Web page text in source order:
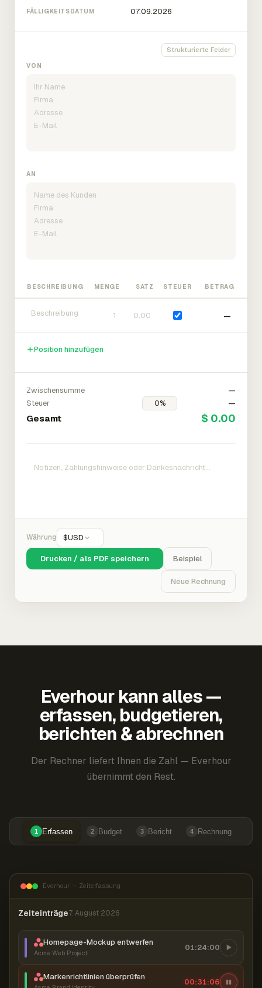
FÄLLIGKEITSDATUM
Strukturierte Felder
VON
AN
BESCHREIBUNG MENGE SATZ STEUER BETRAG
—
Position hinzufügen
Zwischensumme
—
Steuer
—
Gesamt $ 0.00
Währung $USD
Drucken / als PDF speichern Beispiel
Neue Rechnung
Everhour kann alles —
erfassen, budgetieren,
berichten & abrechnen
Der Rechner liefert Ihnen die Zahl — Everhour
übernimmt den Rest.
1 Erfassen 2 Budget 3 Bericht 4 Rechnung
Everhour — Zeiterfassung
Zeiteinträge7. August 2026
Homepage-Mockup entwerfen
Acme Web Project
01:24:00
Markenrichtlinien überprüfen 00:31:07